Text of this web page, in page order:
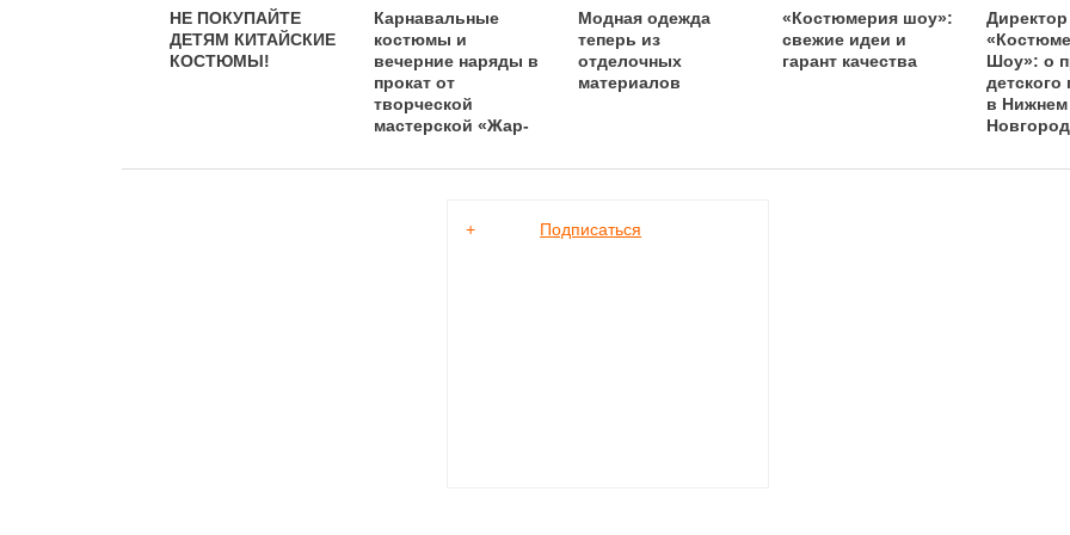
НЕ ПОКУПАЙТЕ
ДЕТЯМ КИТАЙСКИЕ
КОСТЮМЫ!
Карнавальные
костюмы и
вечерние наряды в
прокат от
творческой
мастерской «Жар-
Модная одежда
теперь из
отделочных
материалов
«Костюмерия шоу»:
свежие идеи и
гарант качества
Директор
Шоу»: о
детского
в Нижнем
бизнеса
+ Подписаться